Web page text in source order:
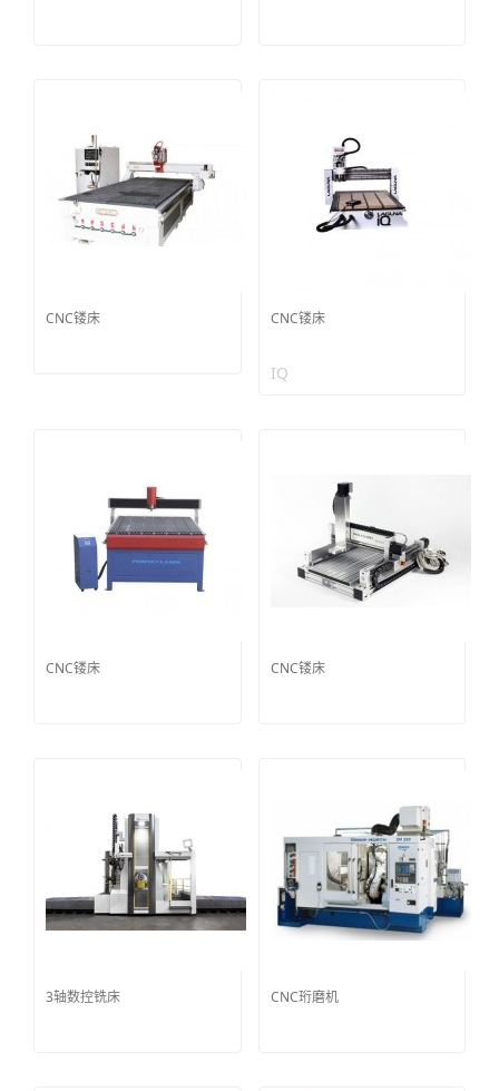
CNC镂床 CNC镂床
IQ
CNC镂床 CNC镂床
3轴数控铣床 CNC珩磨机